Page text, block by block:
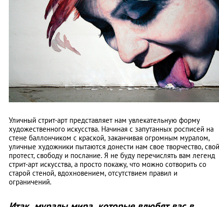
Уличный стрит-арт представляет нам увлекательную форму
художественного искусства. Начиная с запутанных росписей на
стене баллончиком с краской, заканчивая огромным муралом,
уличные художники пытаются донести нам свое творчество, свой
протест, свободу и послание. Я не буду перечислять вам легенд
стрит-арт искусства, а просто покажу, что можно сотворить со
старой стеной, вдохновением, отсутствием правил и
ограничений.